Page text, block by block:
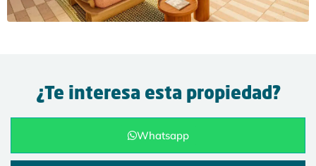
¿Te interesa esta propiedad?
Whatsapp